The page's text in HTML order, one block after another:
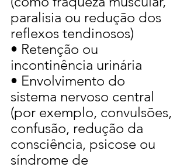
paralisia ou redução dos
reflexos tendinosos)
• Retenção ou
incontinência urinária
• Envolvimento do
sistema nervoso central
(por exemplo, convulsões,
confusão, redução da
consciência, psicose ou
síndrome de